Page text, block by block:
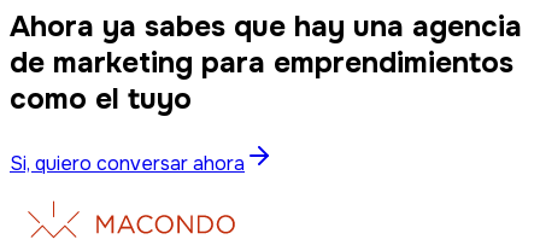
Ahora ya sabes que hay una agencia
de marketing para emprendimientos
como el tuyo
Si, quiero conversar ahora